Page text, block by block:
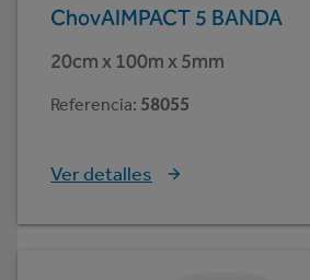
ChovAIMPACT 5 BANDA
20cm x 100m x 5mm
Referencia: 58055
Ver detalles